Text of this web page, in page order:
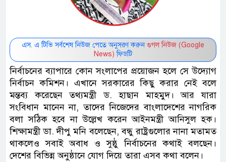
এস. এ টিভি সর্বশেষ নিউজ পেতে অনুসরণ করুন গুগল নিউজ (Google
News) ফিডটি
নির্বাচনের ব্যাপারে কোন সংলাপের প্রয়োজন হলে সে উদ্যোগ
নির্বাচন কমিশন। এখানে সরকারের কিছু করার নেই বলে
মন্তব্য করেছেন তথ্যমন্ত্রী ড. হাছান মাহমুদ। আর যারা
সংবিধান মানেন না, তাদের নিজেদের বাংলাদেশের নাগরিক
বলা সঠিক হবে না উল্লেখ করেন আইনমন্ত্রী আনিসুল হক।
শিক্ষামন্ত্রী ডা. দীপু মনি বলেছেন, বন্ধু রাষ্ট্রগুলোর নানা মতামত
থাকলেও সবাই অবাধ ও সুষ্ঠু নির্বাচনের কথাই বলছেন।
দেশের বিভিন্ন অনুষ্ঠানে যোগ দিয়ে তারা এসব কথা বলেন।